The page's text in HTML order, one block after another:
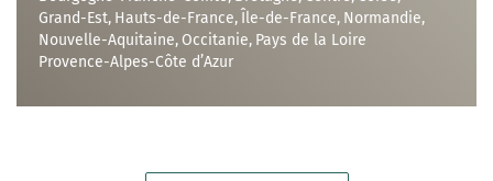
l
a
l
s
a
v
a
Grand-Est, Hauts-de-France, Île-de-France, Normandie,
Nouvelle-Aquitaine,Occitanie, Pays de la Loire
Provence-Alpes-Côte d’Azur